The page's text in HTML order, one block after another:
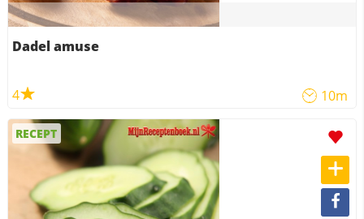
Dadel amuse
4 10m
RECEPT